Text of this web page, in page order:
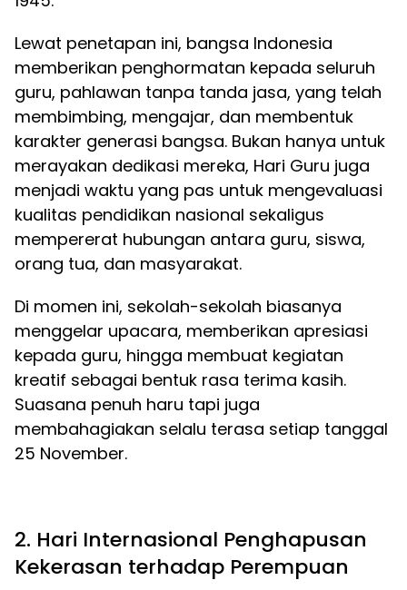
Lewat penetapan ini, bangsa Indonesia
memberikan penghormatan kepada seluruh
guru, pahlawan tanpa tanda jasa, yang telah
membimbing, mengajar, dan membentuk
karakter generasi bangsa. Bukan hanya untuk
merayakan dedikasi mereka, Hari Guru juga
menjadi waktu yang pas untuk mengevaluasi
kualitas pendidikan nasional sekaligus
mempererat hubungan antara guru, siswa,
orang tua, dan masyarakat.
Di momen ini, sekolah-sekolah biasanya
menggelar upacara, memberikan apresiasi
kepada guru, hingga membuat kegiatan
kreatif sebagai bentuk rasa terima kasih.
Suasana penuh haru tapi juga
membahagiakan selalu terasa setiap tanggal
25 November.
2. Hari Internasional Penghapusan
Kekerasan terhadap Perempuan